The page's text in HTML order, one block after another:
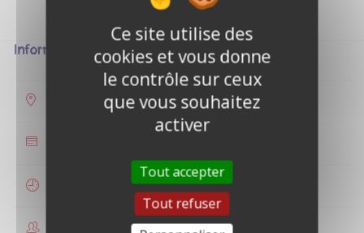
Informations
Ce site utilise des
cookies et vous donne
le contrôle sur ceux
que vous souhaitez
activer
Tout accepter
Tout refuser